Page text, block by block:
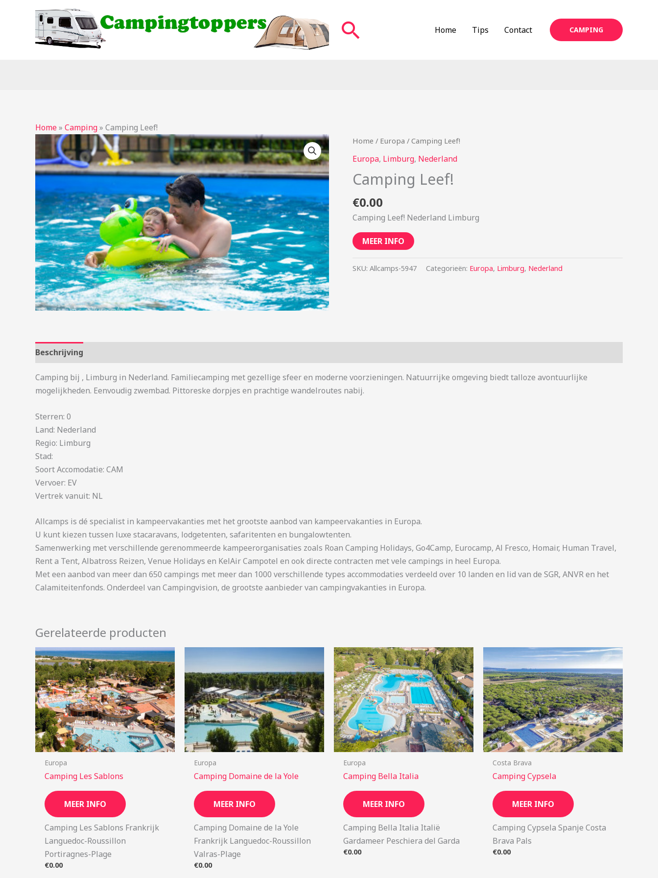
Zoeken Home Tips Contact CAMPING
Home» Camping» Camping Leef!
Home / Europa / Camping Leef!
Europa, Limburg, Nederland
Camping Leef!
€0.00
Camping Leef! Nederland Limburg
MEER INFO
SKU: Allcamps-5947 Categorieën: Europa, Limburg, Nederland
Beschrijving
Camping bij , Limburg in Nederland. Familiecamping met gezellige sfeer en moderne voorzieningen. Natuurrijke omgeving biedt talloze avontuurlijke
mogelijkheden. Eenvoudig zwembad. Pittoreske dorpjes en prachtige wandelroutes nabij.
Sterren: 0
Land: Nederland
Regio: Limburg
Stad:
Soort Accomodatie: CAM
Vervoer: EV
Vertrek vanuit: NL
Allcamps is dé specialist in kampeervakanties met het grootste aanbod van kampeervakanties in Europa.
U kunt kiezen tussen luxe stacaravans, lodgetenten, safaritenten en bungalowtenten.
Samenwerking met verschillende gerenommeerde kampeerorganisaties zoals Roan Camping Holidays, Go4Camp, Eurocamp, Al Fresco, Homair, Human Travel,
Rent a Tent, Albatross Reizen, Venue Holidays en KelAir Campotel en ook directe contracten met vele campings in heel Europa.
Met een aanbod van meer dan 650 campings met meer dan 1000 verschillende types accommodaties verdeeld over 10 landen en lid van de SGR, ANVR en het
Calamiteitenfonds. Onderdeel van Campingvision, de grootste aanbieder van campingvakanties in Europa.
Gerelateerde producten
Europa
Camping Les Sablons
MEER INFO
Camping Les Sablons Frankrijk
Languedoc-Roussillon
Portiragnes-Plage
€0.00
Europa
Camping Domaine de la Yole
MEER INFO
Camping Domaine de la Yole
Frankrijk Languedoc-Roussillon
Valras-Plage
€0.00
Europa
Camping Bella Italia
MEER INFO
Camping Bella Italia Italië
Gardameer Peschiera del Garda
€0.00
Costa Brava
Camping Cypsela
MEER INFO
Camping Cypsela Spanje Costa
Brava Pals
€0.00